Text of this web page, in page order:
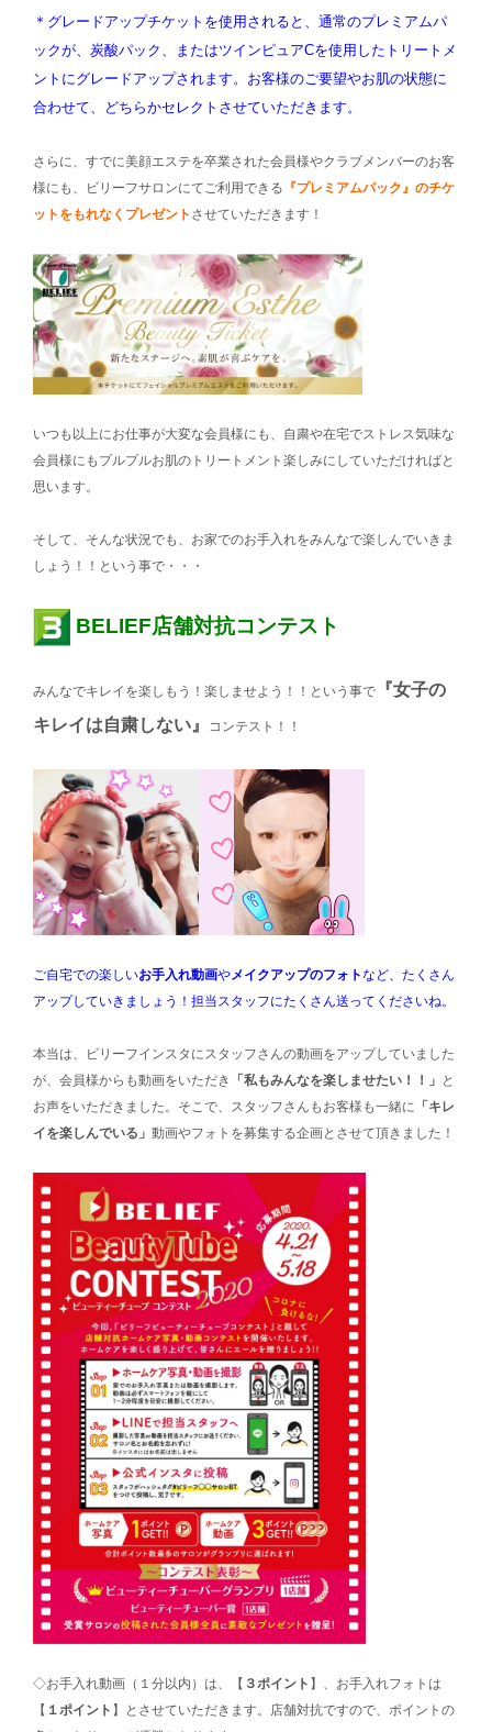
＊グレードアップチケットを使用されると、通常のプレミアムパ
ックが、炭酸パック、またはツインピュアCを使用したトリートメ
ントにグレードアップされます。お客様のご要望やお肌の状態に
合わせて、どちらかセレクトさせていただきます。
さらに、すでに美顔エステを卒業された会員様やクラブメンバーのお客
様にも、ビリーフサロンにてご利用できる 『プレミアムパック』のチケ
ットをもれなくプレゼント させていただきます！
いつも以上にお仕事が大変な会員様にも、自粛や在宅でストレス気味な
会員様にもプルプルお肌のトリートメント楽しみにしていただければと
思います。
そして、そんな状況でも、お家でのお手入れをみんなで楽しんでいきま
しょう！！という事で・・・
BELIEF店舗対抗コンテスト
みんなでキレイを楽しもう！楽しませよう！！という事で
『女子の
キレイは自粛しない』
コンテスト！！
ご自宅での楽しいお手入れ動画やメイクアップのフォトなど、たくさん
アップしていきましょう！担当スタッフにたくさん送ってくださいね。
本当は、ビリーフインスタにスタッフさんの動画をアップしていました
が、会員様からも動画をいただき
「私もみんなを楽しませたい！！」 と
お声をいただきました。そこで、スタッフさんもお客様も一緒に 「キレ
イを楽しんでいる」 動画やフォトを募集する企画とさせて頂きました！
◇お手入れ動画（１分以内）は、【 ３ポイント 】、お手入れフォトは
【 １ポイント 】とさせていただきます。店舗対抗ですので、ポイントの